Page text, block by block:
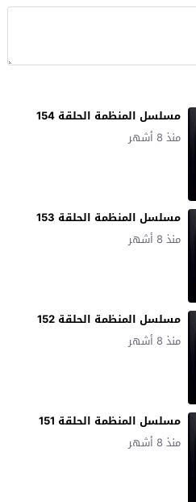
مسلسل المنظمة الحلقة 154
منذ 8 أشهر
مسلسل المنظمة الحلقة 153
منذ 8 أشهر
مسلسل المنظمة الحلقة 152
منذ 8 أشهر
مسلسل المنظمة الحلقة 151
منذ 8 أشهر